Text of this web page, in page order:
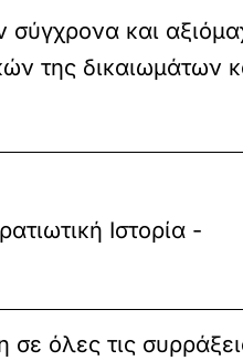
και
της δικαιωμάτων
Ιστορία -
όλες τις